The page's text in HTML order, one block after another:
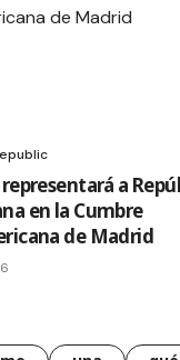
a
en la Cumbre
de Madrid